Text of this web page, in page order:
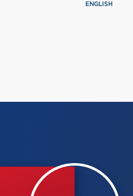
ENGLISH